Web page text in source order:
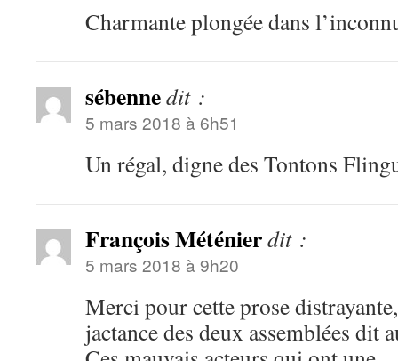
Charmante plongée dans
sébennedit :
5 mars 2018 à 6h51
Un régal, digne des Tontons
François Méténierdit :
5 mars 2018 à 9h20
Merci pour cette prose
jactance des deux assemblées dit